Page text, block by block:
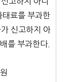
태료를 부과한
신고하지 아
를 부과한다.